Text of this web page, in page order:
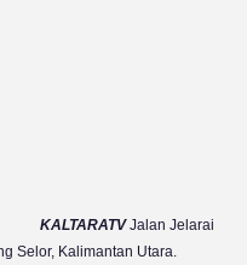
KALTARATVJalan Jelarai
Selor, Kalimantan Utara.